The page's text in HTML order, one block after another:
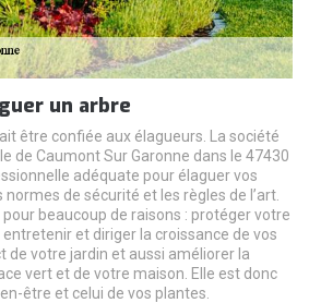
un arbre
être confiée aux élagueurs. La société
de Caumont Sur Garonne dans le 47430
adéquate pour élaguer vos
de sécurité et les règles de l’art.
beaucoup de raisons : protéger votre
et diriger la croissance de vos
de votre jardin et aussi améliorer la
vert et de votre maison. Elle est donc
être et celui de vos plantes.